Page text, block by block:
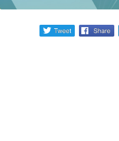
Share
twitter